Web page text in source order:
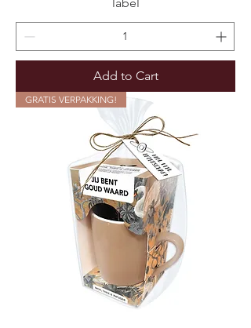
Add to Cart
GRATIS VERPAKKING!